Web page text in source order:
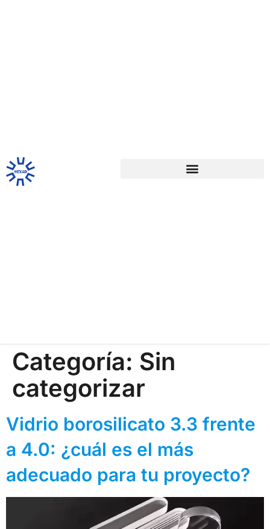
Categoría: Sin
categorizar
Vidrio borosilicato 3.3 frente
a 4.0: ¿cuál es el más
adecuado para tu proyecto?